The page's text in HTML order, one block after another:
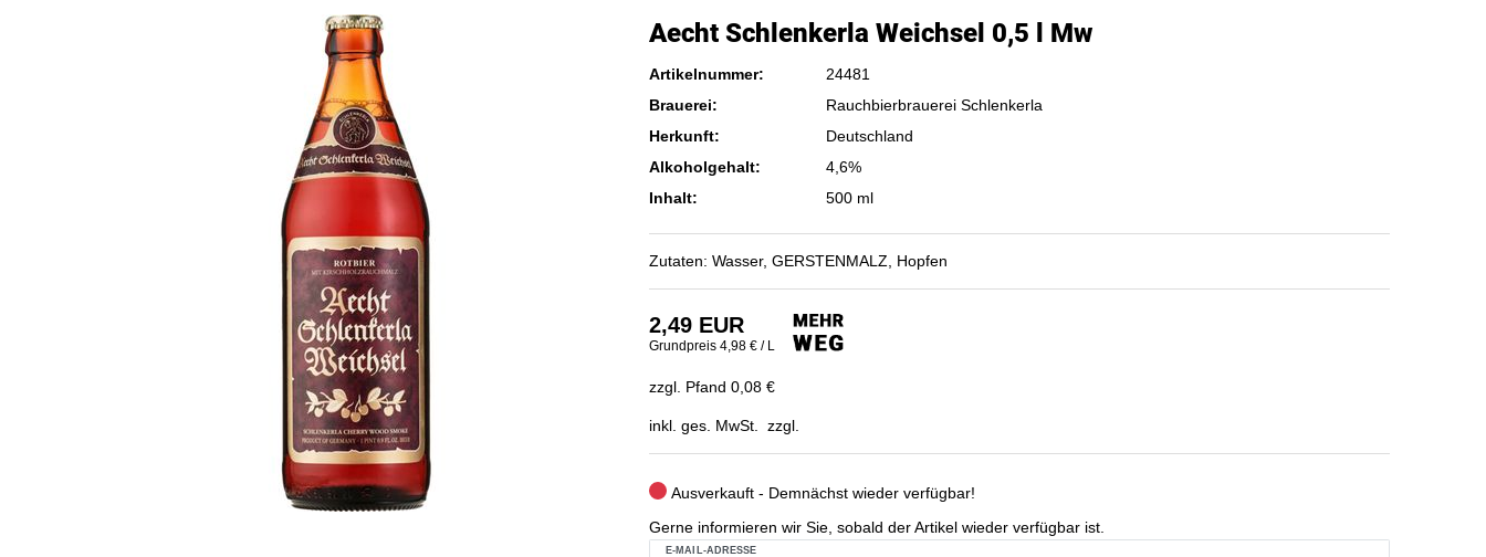
Aecht Schlenkerla Weichsel 0,5 l Mw
Artikelnummer:
24481
Brauerei:
Rauchbierbrauerei Schlenkerla
Herkunft:
Deutschland
Alkoholgehalt:
4,6%
Inhalt:
500 ml
Zutaten: Wasser, GERSTENMALZ, Hopfen
2,49 EUR
Grundpreis 4,98 € / L
zzgl. Pfand 0,08 €
inkl. ges. MwSt. zzgl.
Ausverkauft - Demnächst wieder verfügbar!
Gerne informieren wir Sie, sobald der Artikel wieder verfügbar ist.
E-MAIL-ADRESSE